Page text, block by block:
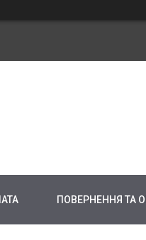
ПОВЕРНЕННЯ ТА